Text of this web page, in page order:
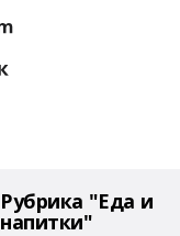
Рубрика "Еда и
напитки"